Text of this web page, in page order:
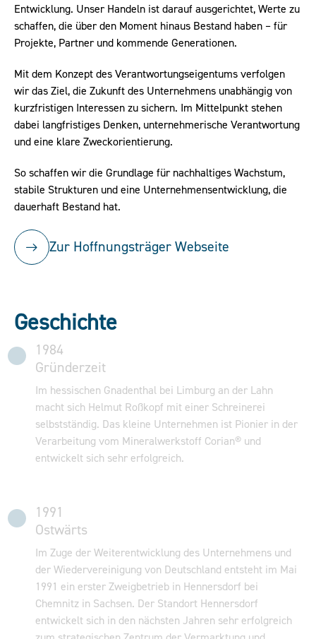
Entwicklung. Unser Handeln ist darauf ausgerichtet, Werte zu
schaffen, die über den Moment hinaus Bestand haben – für
Projekte, Partner und kommende Generationen.
Mit dem Konzept des Verantwortungseigentums verfolgen
wir das Ziel, die Zukunft des Unternehmens unabhängig von
kurzfristigen Interessen zu sichern. Im Mittelpunkt stehen
dabei langfristiges Denken, unternehmerische Verantwortung
und eine klare Zweckorientierung.
So schaffen wir die Grundlage für nachhaltiges Wachstum,
stabile Strukturen und eine Unternehmensentwicklung, die
dauerhaft Bestand hat.
Zur Hoffnungsträger Webseite
Geschichte
1984
Gründerzeit
Im hessischen Gnadenthal bei Limburg an der Lahn
macht sich Helmut Roßkopf mit einer Schreinerei
selbstständig. Das kleine Unternehmen ist Pionier in der
Verarbeitung vom Mineralwerkstoff Corian® und
entwickelt sich sehr erfolgreich.
1991
Ostwärts
Im Zuge der Weiterentwicklung des Unternehmens und
der Wiedervereinigung von Deutschland entsteht im Mai
1991 ein erster Zweigbetrieb in Hennersdorf bei
Chemnitz in Sachsen. Der Standort Hennersdorf
entwickelt sich in den nächsten Jahren sehr erfolgreich